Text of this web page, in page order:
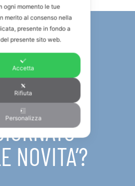
RESTARE
NOVITA’?
ogni momento le tue
merito al consenso nella
presente in fondo a
presente sito web.
Accetta
Rifiuta
Personalizza